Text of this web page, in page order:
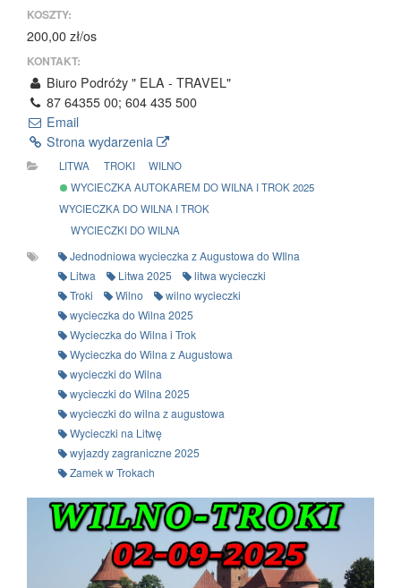
KOSZTY:
200,00 zł/os
KONTAKT:
Biuro Podróży " ELA - TRAVEL"
87 64355 00; 604 435 500
Email
Strona wydarzenia
LITWA TROKI
WILNO
WYCIECZKA AUTOKAREM DO WILNA I TROK 2025
WYCIECZKA DO WILNA I TROK
WYCIECZKI DO WILNA
Jednodniowa wycieczka z Augustowa do WIlna
Litwa
Litwa 2025
litwa wycieczki
Troki
Wilno
wilno wycieczki
wycieczka do Wilna 2025
Wycieczka do Wilna i Trok
Wycieczka do Wilna z Augustowa
wycieczki do Wilna
wycieczki do Wilna 2025
wycieczki do wilna z augustowa
Wycieczki na Litwę
wyjazdy zagraniczne 2025
Zamek w Trokach